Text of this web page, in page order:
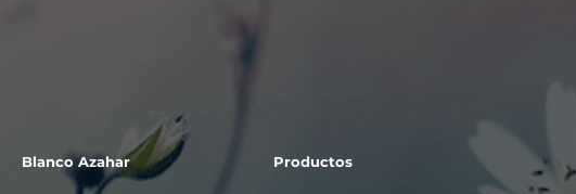
Blanco Azahar Productos